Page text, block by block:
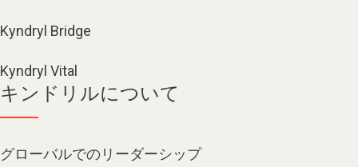
Kyndryl Bridge
Kyndryl Vital
キンドリルについて
グローバルでのリーダーシップ